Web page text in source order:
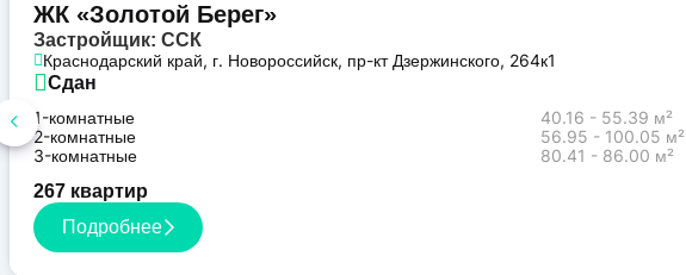
ЖК «Золотой Берег»
Застройщик: ССК
Краснодарский край, г. Новороссийск, пр-кт Дзержинского, 264к1
Сдан
1-комнатные
40.16 - 55.39 м²
2-комнатные
56.95 - 100.05 м²
3-комнатные
80.41 - 86.00 м²
267 квартир
Подробнее